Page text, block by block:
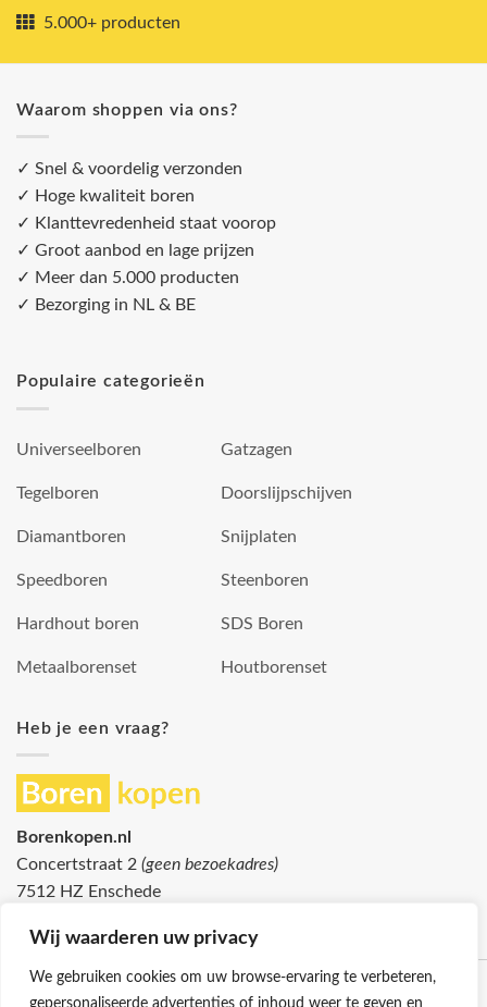
Wij waarderen uw privacy
We gebruiken cookies om uw browse-ervaring te verbeteren,
gepersonaliseerde advertenties of inhoud weer te geven en
5.000+ producten
Waarom shoppen via ons?
✓ Snel & voordelig verzonden
✓ Hoge kwaliteit boren
✓ Klanttevredenheid staat voorop
✓ Groot aanbod en lage prijzen
✓ Meer dan 5.000 producten
✓ Bezorging in NL & BE
Populaire categorieën
Universeelboren
Tegelboren
Diamantboren
Speedboren
Hardhout boren
Metaalborenset
Gatzagen
Doorslijpschijven
Snijplaten
Steenboren
SDS Boren
Houtborenset
Heb je een vraag?
Borenkopen.nl
Concertstraat 2 (geen bezoekadres)
7512 HZ Enschede